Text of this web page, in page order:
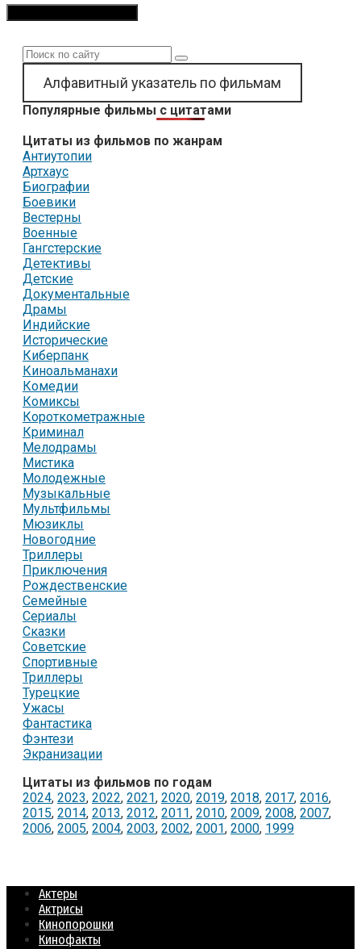
Поиск:
Алфавитный указатель по фильмам
Популярные фильмы с цитатами
Цитаты из фильмов по жанрам
Антиутопии
Артхаус
Биографии
Боевики
Вестерны
Военные
Гангстерские
Детективы
Детские
Документальные
Драмы
Индийские
Исторические
Киберпанк
Киноальманахи
Комедии
Комиксы
Короткометражные
Криминал
Мелодрамы
Мистика
Молодежные
Музыкальные
Мультфильмы
Мюзиклы
Новогодние
Триллеры
Приключения
Рождественские
Семейные
Сериалы
Сказки
Советские
Спортивные
Триллеры
Турецкие
Ужасы
Фантастика
Фэнтези
Экранизации
Цитаты из фильмов по годам
2024, 2023, 2022, 2021, 2020, 2019, 2018, 2017, 2016,
2015, 2014, 2013, 2012, 2011, 2010, 2009, 2008, 2007,
2006, 2005, 2004, 2003, 2002, 2001, 2000, 1999
Актеры
Актрисы
Кинопорошки
Кинофакты